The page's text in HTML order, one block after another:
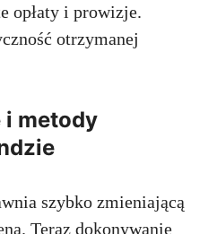
opłaty i prowizje.
otrzymanej
i metody
szybko zmieniającą
Teraz dokonywanie